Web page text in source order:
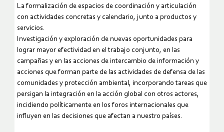
La formalización de espacios de coordinación y articulación
con actividades concretas y calendario, junto a productos y
servicios.
Investigación y exploración de nuevas oportunidades para
lograr mayor efectividad en el trabajo conjunto, en las
campañas y en las acciones de intercambio de información y
acciones que forman parte de las actividades de defensa de las
comunidades y protección ambiental, incorporando tareas que
persigan la integración en la acción global con otros actores,
incidiendo políticamente en los foros internacionales que
influyen en las decisiones que afectan a nuestro países.